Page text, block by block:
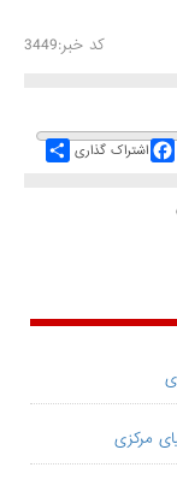
کد خبر:3449
Share اشتراک گذاری
Facebook
مرکزی